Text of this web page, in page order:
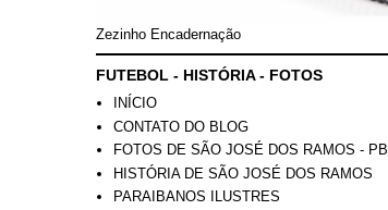
Zezinho Encadernação
FUTEBOL - HISTÓRIA - FOTOS
INÍCIO
CONTATO DO BLOG
FOTOS DE SÃO JOSÉ DOS RAMOS - PB
HISTÓRIA DE SÃO JOSÉ DOS RAMOS
PARAIBANOS ILUSTRES